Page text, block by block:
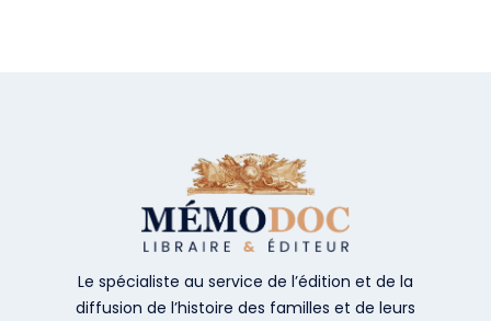
Le spécialiste au service de l’édition et de la
diffusion de l’histoire des familles et de leurs